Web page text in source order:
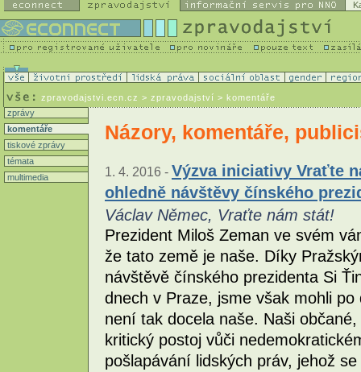
zpravodajstvi.ecn.cz > zpravodajství > komentáře
zprávy
komentáře
tiskové zprávy
témata
multimedia
Názory, komentáře,
1. 4. 2016 - Výzva iniciativy Vraťte
ohledně návštěvy čínského
Václav Němec, Vraťte nám stát!
Prezident Miloš Zeman ve svém
že tato země je naše. Díky
návštěvě čínského prezidenta Si
dnech v Praze, jsme však mohli
není tak docela naše. Naši
kritický postoj vůči
pošlapávání lidských práv, jehož